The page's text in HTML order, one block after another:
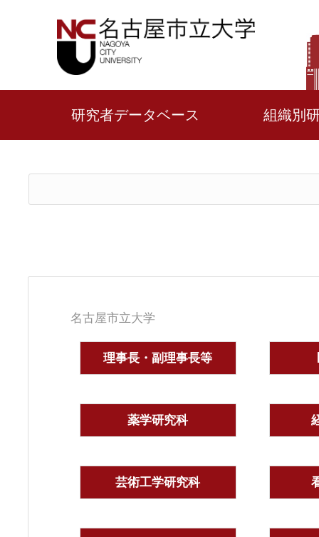
研究者データベース 組織別
名古屋市立大学
理事長・副理事長等
薬学研究科
芸術工学研究科